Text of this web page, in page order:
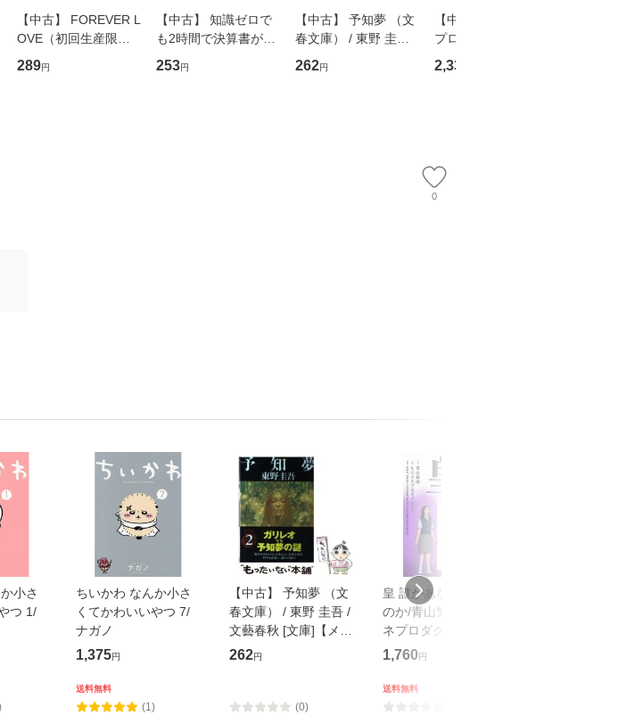
【中古】 FOREVER L
OVE（初回生産限定
盤） / 清水翔太×加藤
ミリヤ / [CD]【メール
289円
【中古】 知識ゼロで
も2時間で決算書が読
めるようになる！ 会
計超入門！ / 佐伯 良
253円
【中古】 予知夢 （文
春文庫） / 東野 圭吾 /
文藝春秋 [文庫]【メー
ル便送料無料】
262円
【中古】 野ブタ。を
プロデュース [DVD-B
OX] / バップ [DVD]
【メール便送料無料】
2,335
0
小さ
つ 1/
ちいかわ なんか小さ
くてかわいいやつ 7/
ナガノ
1,375円
送料無料
(1)
【中古】 予知夢 （文
春文庫） / 東野 圭吾 /
文藝春秋 [文庫]【メー
ル便送料無料】
262円
(0)
皇 誰があなたを護る
のか/青山繁晴/ヒロカ
ネプロダクション/新
田均
1,760 円
送料無料